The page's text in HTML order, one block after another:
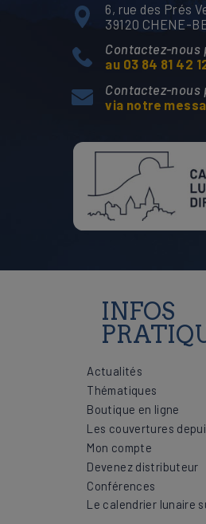
6, rue des Prés
39120 CHENE-
Contactez-nous
au 03 84 81 42
Contactez-nous
via notre
INFOS
Actualités
Thématiques
Boutique en ligne
Les couvertures
Mon compte
Devenez distributeur
Conférences
Le calendrier lunaire